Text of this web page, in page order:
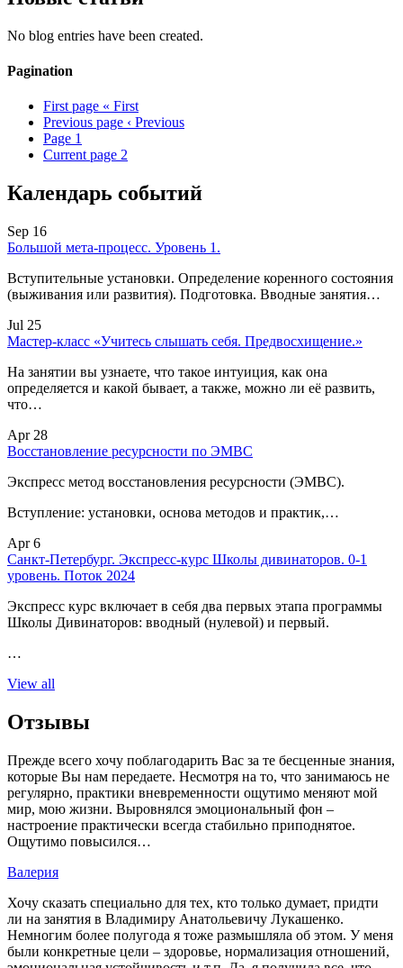
No blog entries have been created.
Pagination
First page « First
Previous page ‹ Previous
Page 1
Current page 2
Календарь событий
Sep 16
Большой мета-процесс. Уровень 1.
Вступительные установки. Определение коренного состояния
(выживания или развития). Подготовка. Вводные занятия…
Jul 25
Мастер-класс «Учитесь слышать себя. Предвосхищение.»
На занятии вы узнаете, что такое интуиция, как она
определяется и какой бывает, а также, можно ли её развить,
что…
Apr 28
Восстановление ресурсности по ЭМВС
Экспресс метод восстановления ресурсности (ЭМВС).
Вступление: установки, основа методов и практик,…
Apr 6
Санкт-Петербург. Экспресс-курс Школы дивинаторов. 0-1
уровень. Поток 2024
Экспресс курс включает в себя два первых этапа программы
Школы Дивинаторов: вводный (нулевой) и первый.
…
View all
Отзывы
Прежде всего хочу поблагодарить Вас за те бесценные знания,
которые Вы нам передаете. Несмотря на то, что занимаюсь не
регулярно, практики вневременности ощутимо меняют мой
мир, мою жизни. Выровнялся эмоциональный фон –
настроение практически всегда стабильно приподнятое.
Ощутимо повысился…
Валерия
Хочу сказать специально для тех, кто только думает, придти
ли на занятия в Владимиру Анатольевичу Лукашенко.
Немногим более полугода я тоже размышляла об этом. У меня
были конкретные цели – здоровье, нормализация отношений,